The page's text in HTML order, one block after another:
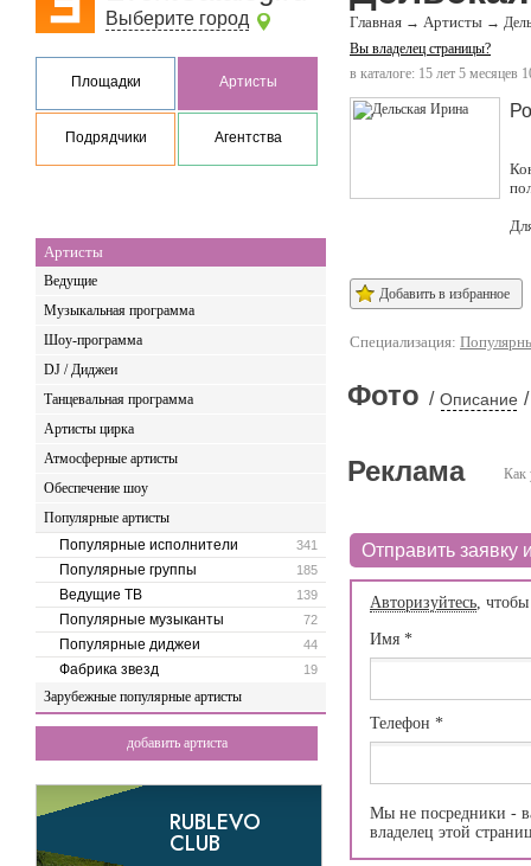
Выберите город
Площадки Артисты
Подрядчики Агентства
Артисты
Ведущие
Музыкальная программа
Шоу-программа
DJ / Диджеи
Танцевальная программа
Артисты цирка
Атмосферные артисты
Обеспечение шоу
Популярные артисты
341
Популярные исполнители
185
Популярные группы
139
Ведущие ТВ
72
Популярные музыканты
44
Популярные диджеи
19
Фабрика звезд
Зарубежные популярные артисты
добавить артиста
Главная → Артисты →
Вы владелец страницы?
в каталоге: 15 лет 5 месяцев
Добавить в избранное
Специализация:
Фото / Описание /
Как
Реклама
Отправить заявку
Авторизуйтесь,
Имя *
Телефон *
Мы не посредники -
владелец этой